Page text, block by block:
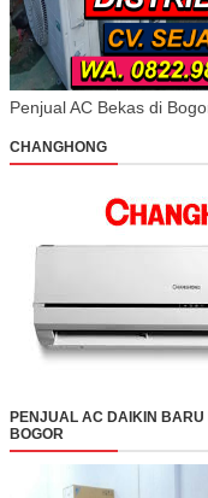
Penjual AC Bekas di
CHANGHONG
PENJUAL AC DAIKIN BARU
BOGOR